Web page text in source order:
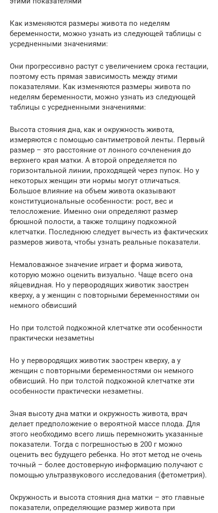
Как изменяются размеры живота по неделям
беременности, можно узнать из следующей таблицы с
усредненными значениями:
Они прогрессивно растут с увеличением срока гестации,
поэтому есть прямая зависимость между этими
показателями. Как изменяются размеры живота по
неделям беременности, можно узнать из следующей
таблицы с усредненными значениями:
Высота стояния дна, как и окружность живота,
измеряются с помощью сантиметровой ленты. Первый
размер – это расстояние от лонного сочленения до
верхнего края матки. А второй определяется по
горизонтальной линии, проходящей через пупок. Но у
некоторых женщин эти нормы могут отличаться.
Большое влияние на объем живота оказывают
конституциональные особенности: рост, вес и
телосложение. Именно они определяют размер
брюшной полости, а также толщину подкожной
клетчатки. Последнюю следует вычесть из фактических
размеров живота, чтобы узнать реальные показатели.
Немаловажное значение играет и форма живота,
которую можно оценить визуально. Чаще всего она
яйцевидная. Но у первородящих животик заострен
кверху, а у женщин с повторными беременностями он
немного обвисший
Но при толстой подкожной клетчатке эти особенности
практически незаметны
Но у первородящих животик заострен кверху, а у
женщин с повторными беременностями он немного
обвисший. Но при толстой подкожной клетчатке эти
особенности практически незаметны.
Зная высоту дна матки и окружность живота, врач
делает предположение о вероятной массе плода. Для
этого необходимо всего лишь перемножить указанные
показатели. Тогда с погрешностью в 200 г можно
оценить вес будущего ребенка. Но этот метод не очень
точный – более достоверную информацию получают с
помощью ультразвукового исследования (фетометрия).
Окружность и высота стояния дна матки – это главные
показатели, определяющие размер живота при